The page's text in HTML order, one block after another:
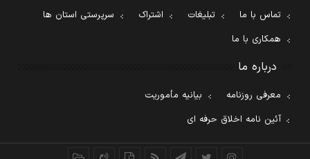
تماس با ما تبلیغات اشتراک
سرپرستی استان ها
همکاری با ما
درباره ما
معرفی روزنامه
بیانیه مأموریت
آئین نامه اخلاق حرفه ای